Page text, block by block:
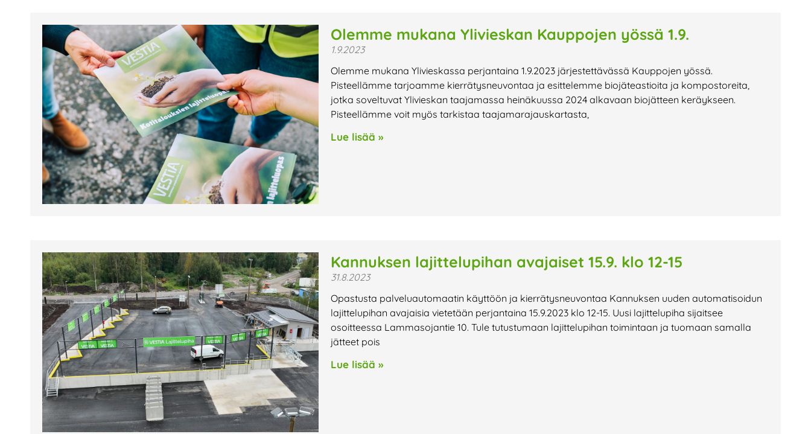
Olemme mukana Ylivieskan Kauppojen yössä 1.9.
1.9.2023
Olemme mukana Ylivieskassa perjantaina 1.9.2023 järjestettävässä Kauppojen yössä.
Pisteellämme tarjoamme kierrätysneuvontaa ja esittelemme biojäteastioita ja kompostoreita,
jotka soveltuvat Ylivieskan taajamassa heinäkuussa 2024 alkavaan biojätteen keräykseen.
Pisteellämme voit myös tarkistaa taajamarajauskartasta,
Lue lisää »
Kannuksen lajittelupihan avajaiset 15.9. klo 12-15
31.8.2023
Opastusta palveluautomaatin käyttöön ja kierrätysneuvontaa Kannuksen uuden automatisoidun
lajittelupihan avajaisia vietetään perjantaina 15.9.2023 klo 12-15. Uusi lajittelupiha sijaitsee
osoitteessa Lammasojantie 10. Tule tutustumaan lajittelupihan toimintaan ja tuomaan samalla
jätteet pois
Lue lisää »